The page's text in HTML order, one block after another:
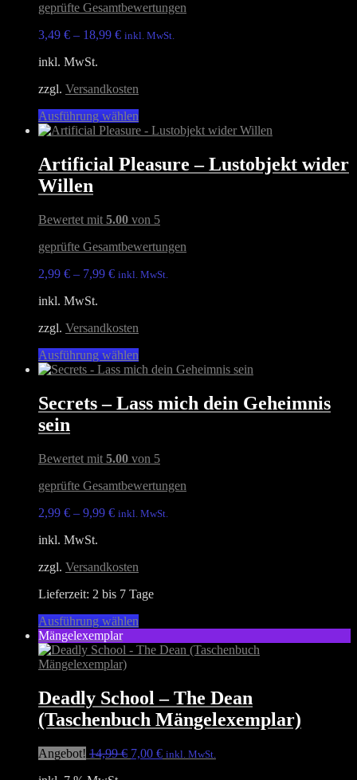
geprüfte Gesamtbewertungen
3,49 € – 18,99 € inkl. MwSt.
inkl. MwSt.
zzgl. Versandkosten
Ausführung wählen
Produkt
Varianten
Optionen
können
auf
Produktseite
Artificial Pleasure – Lustobjekt wider
Willen
Bewertet mit 5.00 von 5
geprüfte Gesamtbewertungen
2,99 € – 7,99 € inkl. MwSt.
inkl. MwSt.
zzgl. Versandkosten
Ausführung wählen
Produkt
mehrere
Varianten
Optionen
können
auf
Produktseite
Secrets – Lass mich dein Geheimnis
sein
Bewertet mit 5.00 von 5
geprüfte Gesamtbewertungen
2,99 € – 9,99 € inkl. MwSt.
inkl. MwSt.
zzgl. Versandkosten
Lieferzeit: 2 bis 7 Tage
Ausführung wählen
weist
auf.
Die
Optionen
auf
der
Mängelexemplar
Deadly School – The Dean
(Taschenbuch Mängelexemplar)
Angebot! 14,99€ Ursprünglicher
7,00 €Aktueller
inkl. MwSt.